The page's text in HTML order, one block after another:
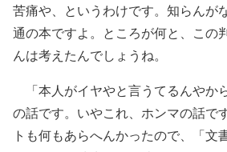
苦痛や、というわけです。知らんが
通の本ですよ。ところが何と、この
んは考えたんでしょうね。
「本人がイヤやと言うてるんやか
の話です。いやこれ、ホンマの話で
トも何もあらへんかったので、「文